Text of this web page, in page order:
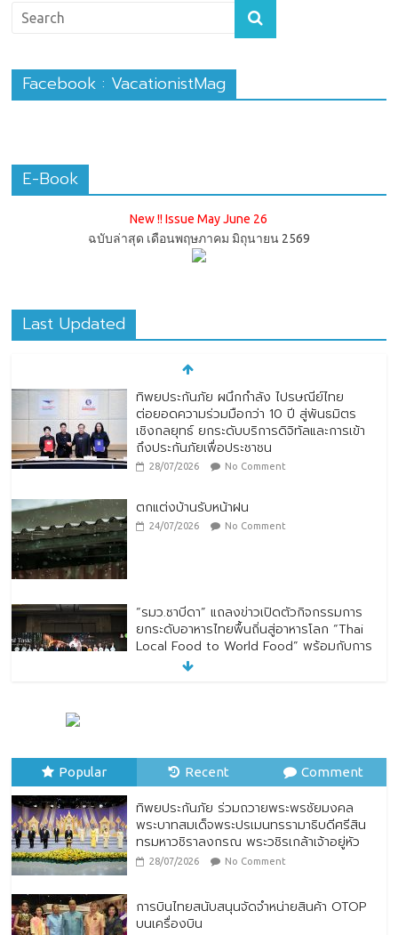
Facebook : VacationistMag
E-Book
New !! Issue May June 26
ฉบับล่าสุด เดือนพฤษภาคม มิถุนายน 2569
Last Updated
ทิพยประกันภัย ผนึกกำลัง ไปรษณีย์ไทย
ต่อยอดความร่วมมือกว่า 10 ปี สู่พันธมิตร
เชิงกลยุทธ์ ยกระดับบริการดิจิทัลและการเข้า
ถึงประกันภัยเพื่อประชาชน
28/07/2026 No Comment
ตกแต่งบ้านรับหน้าฝน
24/07/2026 No Comment
“รมว.ซาบีดา” แถลงข่าวเปิดตัวกิจกรรมการ
ยกระดับอาหารไทยพื้นถิ่นสู่อาหารโลก “Thai
Local Food to World Food” พร้อมกับการ
เปิดตัวตราสัญลักษณ์ “Thailand Best
พระบาทสมเด็จพระปรเมนทรรามาธิบดีศรีสิน
ทรมหาวชิราลงกรณ พระวชิรเกล้าเจ้าอยู่หัว
Popular Recent Comment
ทิพยประกันภัย ร่วมถวายพระพรชัยมงคล
พระบาทสมเด็จพระปรเมนทรรามาธิบดีศรีสิน
ทรมหาวชิราลงกรณ พระวชิรเกล้าเจ้าอยู่หัว
28/07/2026 No Comment
การบินไทยสนับสนุนจัดจำหน่ายสินค้า OTOP
บนเครื่องบิน